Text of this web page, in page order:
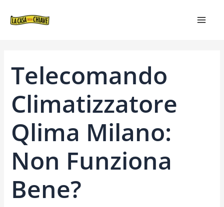
Telecomando
Climatizzatore
Qlima Milano:
Non Funziona
Bene?
ARTICOLI